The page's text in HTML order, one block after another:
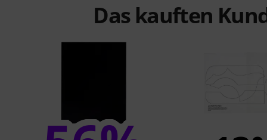
Das kauften